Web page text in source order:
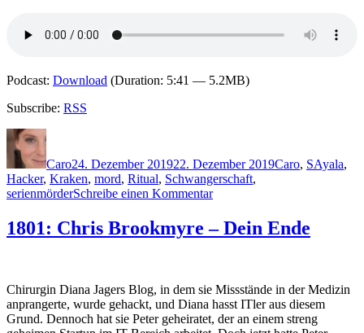
Podcast: Download (Duration: 5:41 — 5.2MB)
Subscribe: RSS
Autor
Caro24. Dezember 201922. Dezember 2019Caro, SAyala,
Hacker, Kraken, mord, Ritual, Schwangerschaft,
serienmörderSchreibe einen Kommentarzu
Eva
García
Ritual
des
Wassers
1801: Chris Brookmyre – Dein Ende
Chirurgin Diana Jagers Blog, in dem sie Missstände in der Medizin
anprangerte, wurde gehackt, und Diana hasst ITler aus diesem
Grund. Dennoch hat sie Peter geheiratet, der an einem streng